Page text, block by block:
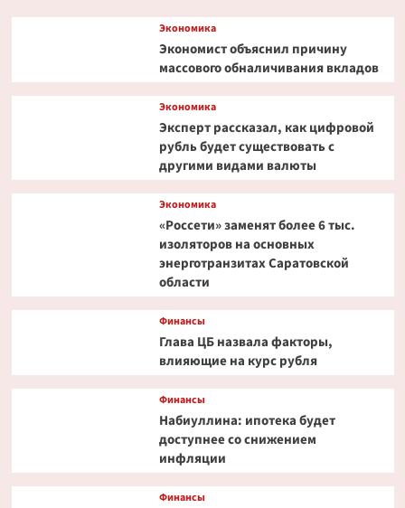
Экономика
Экономист объяснил причину
массового обналичивания вкладов
Экономика
Эксперт рассказал, как цифровой
рубль будет существовать с
другими видами валюты
Экономика
«Россети» заменят более 6 тыс.
изоляторов на основных
энерготранзитах Саратовской
области
Финансы
Глава ЦБ назвала факторы,
влияющие на курс рубля
Финансы
Набиуллина: ипотека будет
доступнее со снижением
инфляции
Финансы